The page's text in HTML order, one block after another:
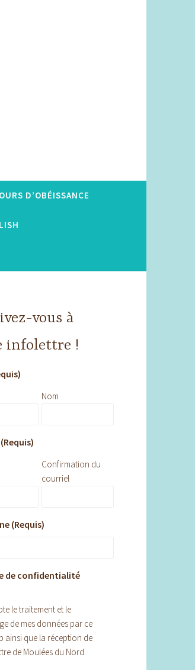
D’OBÉISSANCE
vous à
infolettre !
Nom
Confirmation du
courriel
(Requis)
de confidentialité
le traitement et le
de mes données par ce
ainsi que la réception de
de Moulées du Nord.